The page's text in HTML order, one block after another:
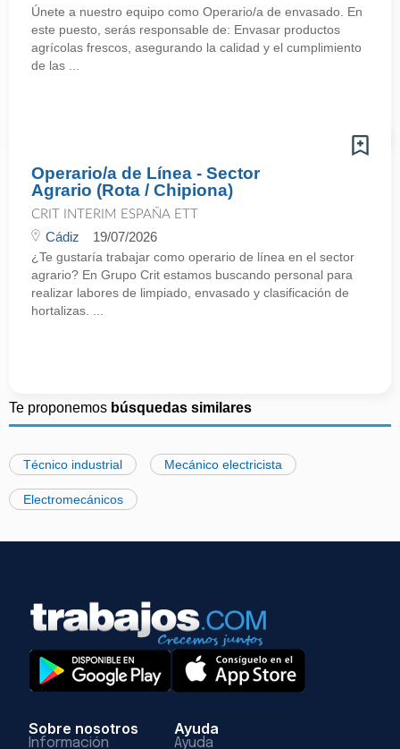
Únete a nuestro equipo como Operario/a de envasado. En
este puesto, serás responsable de: Envasar productos
agrícolas frescos, asegurando la calidad y el cumplimiento
de las ...
Operario/a de Línea - Sector
Agrario (Rota / Chipiona)
CRIT INTERIM ESPAÑA ETT
Cádiz 19/07/2026
¿Te gustaría trabajar como operario de línea en el sector
agrario? En Grupo Crit estamos buscando personal para
realizar labores de limpiado, envasado y clasificación de
hortalizas. ...
Te proponemos búsquedas similares
Técnico industrial Mecánico electricista
Electromecánicos
Sobre nosotros
Información
Ayuda
Ayuda